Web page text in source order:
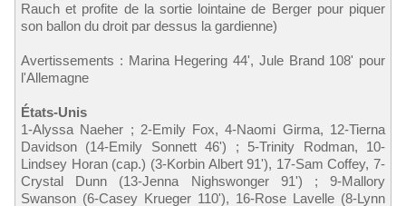
Rauch et profite de la sortie lointaine de Berger pour piquer
son ballon du droit par dessus la gardienne)
Avertissements : Marina Hegering 44', Jule Brand 108' pour
l'Allemagne
États-Unis
1-Alyssa Naeher ; 2-Emily Fox, 4-Naomi Girma, 12-Tierna
Davidson (14-Emily Sonnett 46') ; 5-Trinity Rodman, 10-
Lindsey Horan (cap.) (3-Korbin Albert 91'), 17-Sam Coffey, 7-
Crystal Dunn (13-Jenna Nighswonger 91') ; 9-Mallory
Swanson (6-Casey Krueger 110'), 16-Rose Lavelle (8-Lynn